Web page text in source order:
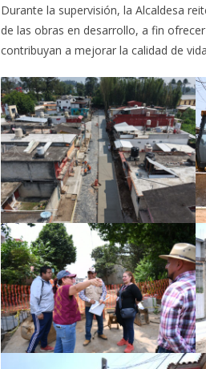
Durante la supervisión, la Alcaldesa
de las obras en desarrollo, a fin
contribuyan a mejorar la calidad de